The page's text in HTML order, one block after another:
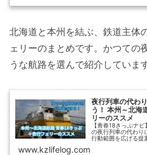
北海道と本州を結ぶ、鉄道主体
ェリーのまとめです。かつての
うな航路を選んで紹介しています
夜行列車の代わ
う！ 本州～北海
リーのススメ
【青春18きっぷナ
の夜行列車の代わり
行動範囲を広げる提
～北海道を移動す
ェリー）が運航さ
www.kzlifelog.com